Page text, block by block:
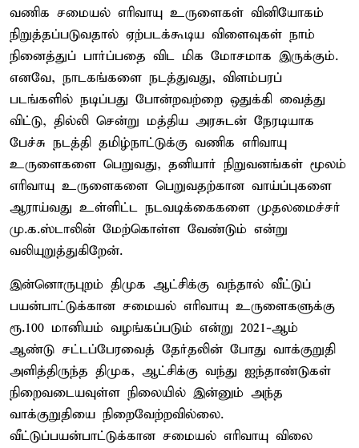
வணிக சமையல் எரிவாயு உருளைகள் வினியோகம்
நிறுத்தப்படுவதால் ஏற்படக்கூடிய விளைவுகள் நாம்
நினைத்துப் பார்ப்பதை விட மிக மோசமாக இருக்கும்.
எனவே, நாடகங்களை நடத்துவது, விளம்பரப்
படங்களில் நடிப்பது போன்றவற்றை ஒதுக்கி வைத்து
விட்டு, தில்லி சென்று மத்திய அரசுடன் நேரடியாக
பேச்சு நடத்தி தமிழ்நாட்டுக்கு வணிக எரிவாயு
உருளைகளை பெறுவது, தனியார் நிறுவனங்கள் மூலம்
எரிவாயு உருளைகளை பெறுவதற்கான வாய்ப்புகளை
ஆராய்வது உள்ளிட்ட நடவடிக்கைகளை முதலமைச்சர்
மு.க.ஸ்டாலின் மேற்கொள்ள வேண்டும் என்று
வலியுறுத்துகிறேன்.
இன்னொருபுறம் திமுக ஆட்சிக்கு வந்தால் வீட்டுப்
பயன்பாட்டுக்கான சமையல் எரிவாயு உருளைகளுக்கு
ரூ.100 மானியம் வழங்கப்படும் என்று 2021-ஆம்
ஆண்டு சட்டப்பேரவைத் தேர்தலின் போது வாக்குறுதி
அளித்திருந்த திமுக, ஆட்சிக்கு வந்து ஐந்தாண்டுகள்
நிறைவடையவுள்ள நிலையில் இன்னும் அந்த
வாக்குறுதியை நிறைவேற்றவில்லை.
வீட்டுப்பயன்பாட்டுக்கான சமையல் எரிவாயு விலை